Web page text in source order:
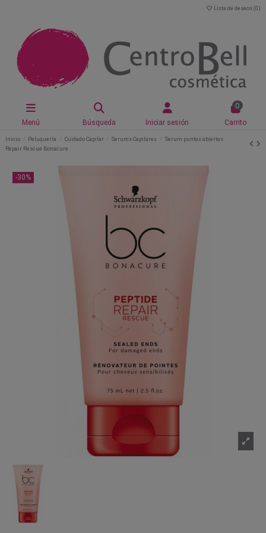
Lista de deseos (0 )
Menú Búsqueda Iniciar sesión
0
Carrito
Inicio Peluquería Cuidado Capilar Serums Capilares
Serum puntas abiertas
Repair Rescue Bonacure
-30%